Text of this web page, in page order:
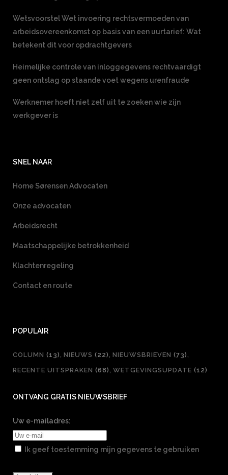
Wetsvoorstel Wet invoering rechtsvermoeden van
arbeidsovereenkomst op basis van een uurtarief: Wat
betekent dit voor opdrachtgevers
Heimelijke controle van inloggegevens rechtvaardigt
geen ontslag op staande voet wegens urenfraude
Werknemer hoeft niet zelf uit te zoeken wie zijn
werkgever is
SNEL NAAR
Home Sørensen Advocaten
Onze advocaten
Arbeidsrecht
Maatschappelijke betrokkenheid
Klachtenregeling
Contact en route
POPULAIR
COLUMN (13) NIEUWS (22) NIEUWSBRIEVEN (73)
RECENTE UITSPRAKEN (68) WETGEVINGSUPDATE (12)
ONTVANG GRATIS NIEUWSBRIEF
Uw e-mailadres:
Ik geef toestemming mijn gegevens te gebruiken